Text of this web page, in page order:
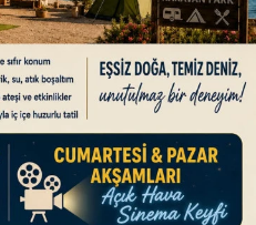
impacted provision
spokeswoman
ABONE OL